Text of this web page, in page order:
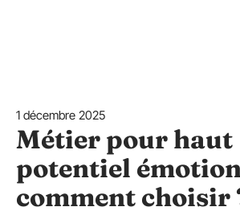
1 décembre 2025
Métier pour haut
potentiel
comment choisir